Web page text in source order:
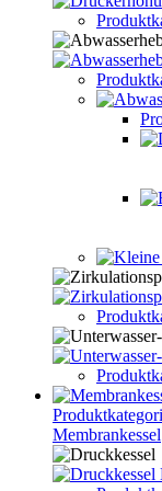
Membrankessel